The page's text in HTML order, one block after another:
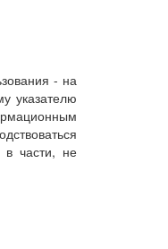
- на
указателю
в части, не